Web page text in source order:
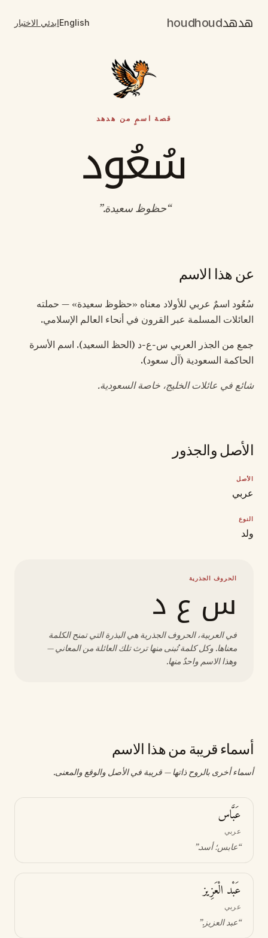
هدهدhoudhoud
Englishابدئي الاختبار
قصة اسمٍ من هدهد
سُعُود
“حظوظ سعيدة.”
عن هذا الاسم
سُعُود اسمٌ عربي للأولاد معناه «حظوظ سعيدة» — حملته
العائلات المسلمة عبر القرون في أنحاء العالم الإسلامي.
جمع من الجذر العربي س-ع-د (الحظ السعيد). اسم الأسرة
الحاكمة السعودية (آل سعود).
شائع في عائلات الخليج، خاصة السعودية.
الأصل والجذور
الأصل
عربي
النوع
ولد
الحروف الجذرية
س ع د
في العربية، الحروف الجذرية هي البذرة التي تمنح الكلمة
معناها. وكل كلمة تُبنى منها ترث تلك العائلة من المعاني —
وهذا الاسم واحدٌ منها.
أسماء قريبة من هذا الاسم
أسماء أخرى بالروح ذاتها — قريبة في الأصل والوقع والمعنى.
عَبَّاس
عربي
“عابس؛ أسد.”
عَبْد الْعَزِيز
عربي
“عبد العزيز.”